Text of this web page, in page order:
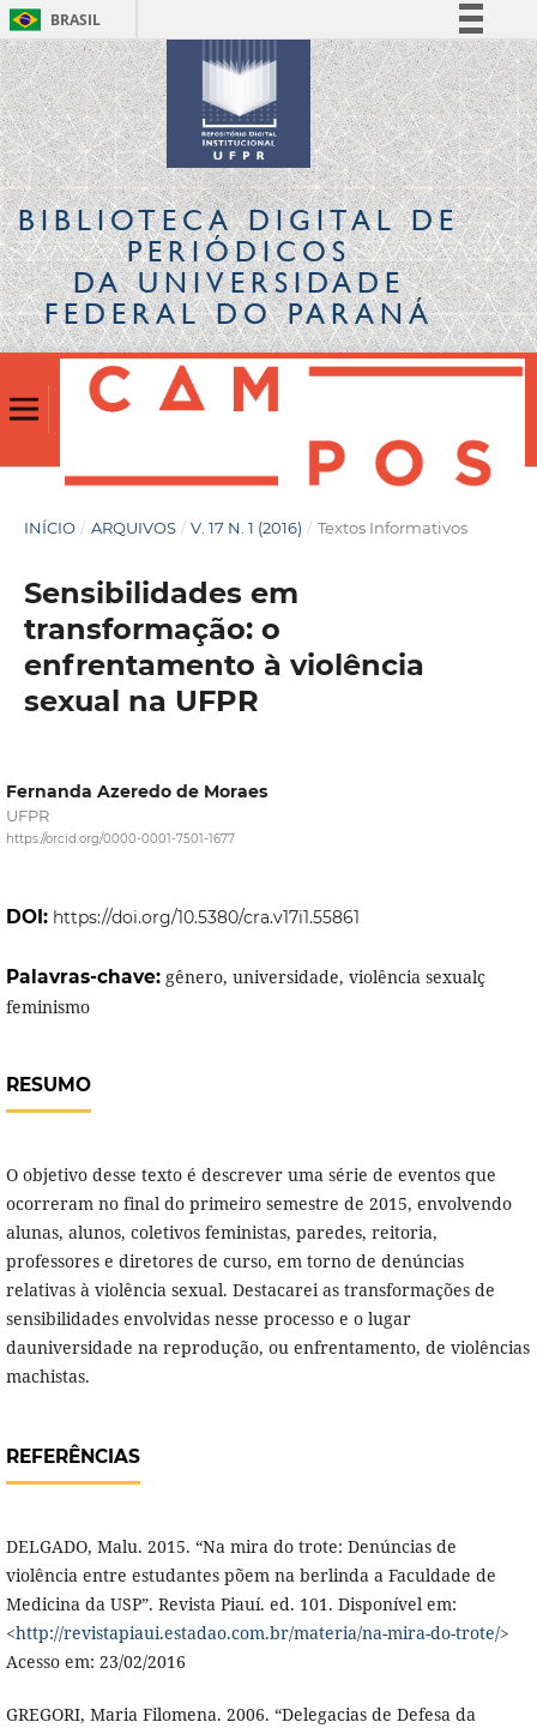
BRASIL
Simplifique!
Comunica BR
Participe
Acesso à informação
Legislação
Canais
BIBLIOTECA DIGITALDE
PERIÓDICOS
DA UNIVERSIDADE
FEDERAL DO PARANÁ
INÍCIO / ARQUIVOS / V. 17 N. 1 (2016) / Textos Informativos
Sensibilidades em
transformação: o
enfrentamento à violência
sexual na UFPR
Fernanda Azeredo de Moraes
UFPR
https://orcid.org/0000-0001-7501-1677
DOI: https://doi.org/10.5380/cra.v17i1.55861
Palavras-chave: gênero, universidade, violência sexualç
feminismo
RESUMO
O objetivo desse texto é descrever uma série de eventos que
ocorreram no final do primeiro semestre de 2015, envolvendo
alunas, alunos, coletivos feministas, paredes, reitoria,
professores e diretores de curso, em torno de denúncias
relativas à violência sexual. Destacarei as transformações de
sensibilidades envolvidas nesse processo e o lugar
dauniversidade na reprodução, ou enfrentamento, de violências
machistas.
REFERÊNCIAS
DELGADO, Malu. 2015. “Na mira do trote: Denúncias de
violência entre estudantes põem na berlinda a Faculdade de
Medicina da USP”. Revista Piauí. ed. 101. Disponível em:
<http://revistapiaui.estadao.com.br/materia/na-mira-do-trote/>
Acesso em: 23/02/2016
GREGORI, Maria Filomena. 2006. “Delegacias de Defesa da